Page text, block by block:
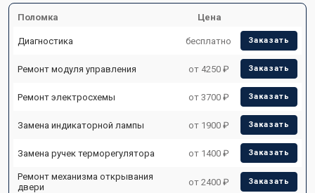
Поломка Цена
Диагностика бесплатно Заказать
Ремонт модуля управления от 4250 ₽ Заказать
Ремонт электросхемы от 3700 ₽ Заказать
Замена индикаторной лампы от 1900 ₽ Заказать
Замена ручек терморегулятора от 1400 ₽ Заказать
Ремонт механизма открывания
двери
от 2400 ₽ Заказать